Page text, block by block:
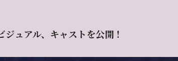
ュアル、キャストを公開！